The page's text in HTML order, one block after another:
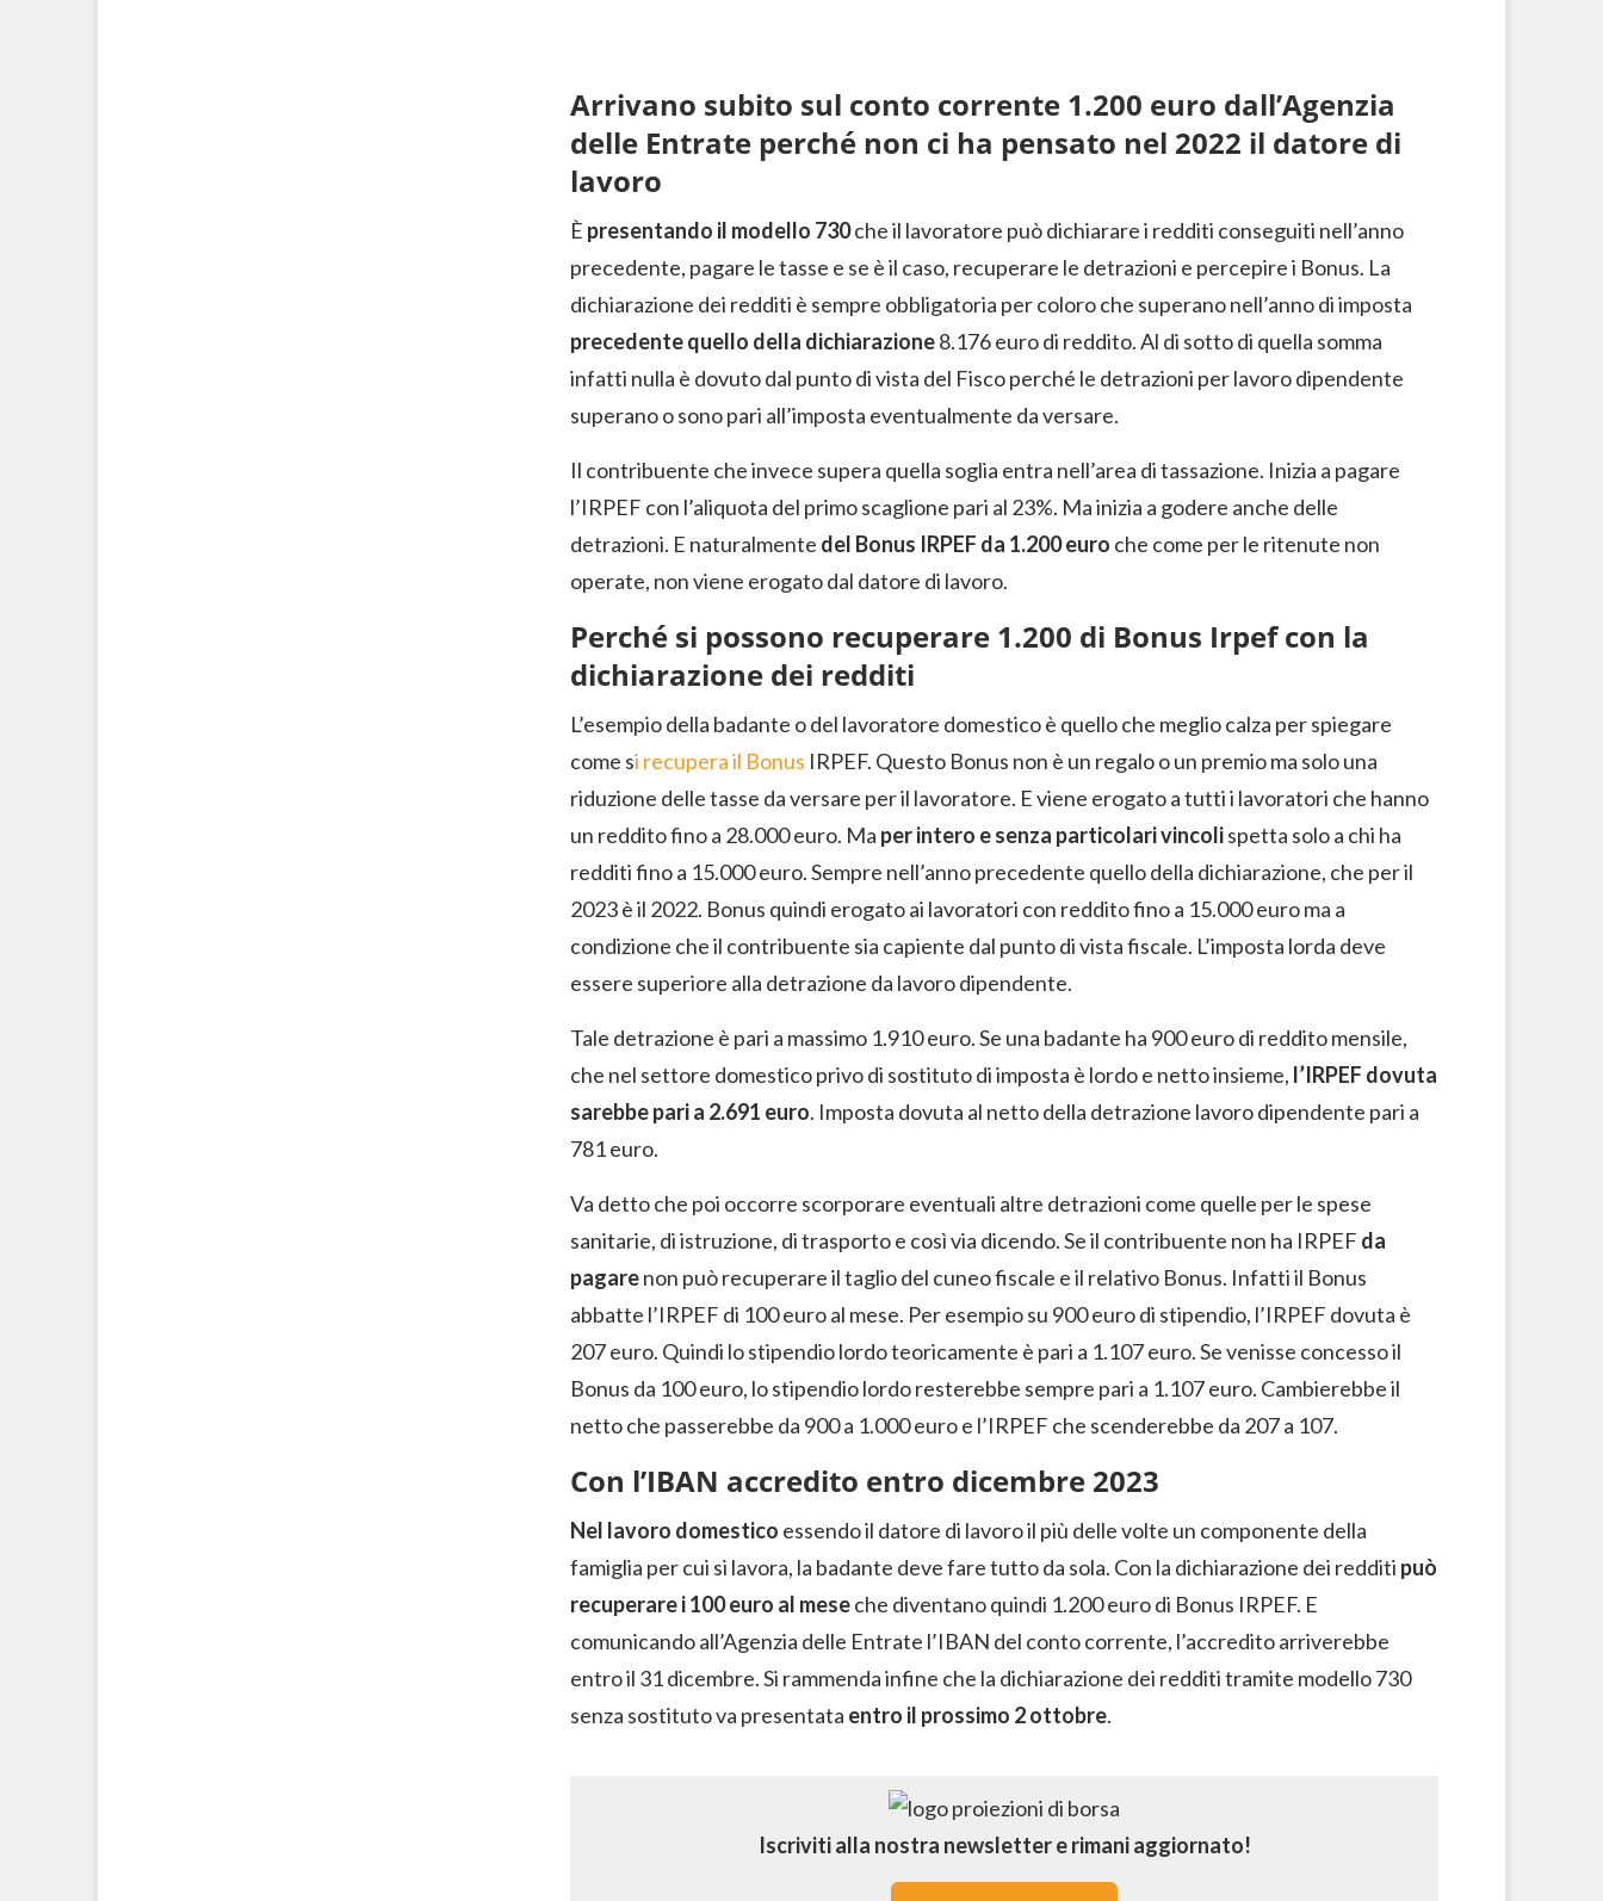
Arrivano subito sul conto corrente 1.200 euro dall’Agenzia
delle Entrate perché non ci ha pensato nel 2022 il datore di
lavoro
È presentando il modello 730che il lavoratore può dichiarare i redditi conseguiti nell’anno
precedente, pagare le tasse e se è il caso, recuperare le detrazioni e percepire i Bonus. La
dichiarazione dei redditi è sempre obbligatoria per coloro che superano nell’anno di imposta
precedente quello della dichiarazione8.176 euro di reddito. Al di sotto di quella somma
infatti nulla è dovuto dal punto di vista del Fisco perché le detrazioni per lavoro dipendente
superano o sono pari all’imposta eventualmente da versare.
Il contribuente che invece supera quella soglia entra nell’area di tassazione. Inizia a pagare
l’IRPEF con l’aliquota del primo scaglione pari al 23%. Ma inizia a godere anche delle
detrazioni. E naturalmente del Bonus IRPEF da 1.200 euro che come per le ritenute non
operate, non viene erogato dal datore di lavoro.
Perché si possono recuperare 1.200 di Bonus Irpef con la
dichiarazione dei redditi
L’esempio della badante o del lavoratore domestico è quello che meglio calza per spiegare
come si recupera il Bonus IRPEF. Questo Bonus non è un regalo o un premio ma solo una
riduzione delle tasse da versare per il lavoratore. E viene erogato a tutti i lavoratori che hanno
un reddito fino a 28.000 euro. Ma per intero e senza particolari vincolispetta solo a chi ha
redditi fino a 15.000 euro. Sempre nell’anno precedente quello della dichiarazione, che per il
2023 è il 2022. Bonus quindi erogato ai lavoratori con reddito fino a 15.000 euro ma a
condizione che il contribuente sia capiente dal punto di vista fiscale. L’imposta lorda deve
essere superiore alla detrazione da lavoro dipendente.
Tale detrazione è pari a massimo 1.910 euro. Se una badante ha 900 euro di reddito mensile,
che nel settore domestico privo di sostituto di imposta è lordo e netto insieme, l’IRPEF dovuta
sarebbe pari a 2.691 euro. Imposta dovuta al netto della detrazione lavoro dipendente pari a
781 euro.
Va detto che poi occorre scorporare eventuali altre detrazioni come quelle per le spese
sanitarie, di istruzione, di trasporto e così via dicendo. Se il contribuente non ha IRPEF da
pagarenon può recuperare il taglio del cuneo fiscale e il relativo Bonus. Infatti il Bonus
abbatte l’IRPEF di 100 euro al mese. Per esempio su 900 euro di stipendio, l’IRPEF dovuta è
207 euro. Quindi lo stipendio lordo teoricamente è pari a 1.107 euro. Se venisse concesso il
Bonus da 100 euro, lo stipendio lordo resterebbe sempre pari a 1.107 euro. Cambierebbe il
netto che passerebbe da 900 a 1.000 euro e l’IRPEF che scenderebbe da 207 a 107.
Con l’IBAN accredito entro dicembre 2023
Nel lavoro domestico essendo il datore di lavoro il più delle volte un componente della
famiglia per cui si lavora, la badante deve fare tutto da sola. Con la dichiarazione dei redditi può
recuperare i 100 euro al meseche diventano quindi 1.200 euro di Bonus IRPEF. E
comunicando all’Agenzia delle Entrate l’IBAN del conto corrente, l’accredito arriverebbe
entro il 31 dicembre. Si rammenda infine che la dichiarazione dei redditi tramite modello 730
senza sostituto va presentata entro il prossimo 2 ottobre.
Iscriviti alla nostra newsletter e rimani aggiornato!